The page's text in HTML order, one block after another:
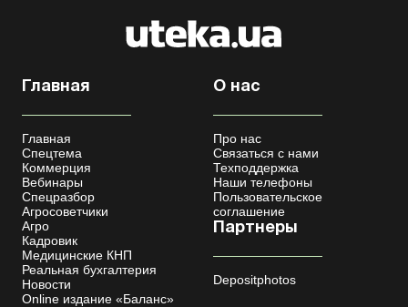
Главная
Главная
Спецтема
Коммерция
Вебинары
Спецразбор
Агросоветчики
Агро
Кадровик
Медицинские КНП
Реальная бухгалтерия
Новости
Online издание «Баланс»
О нас
Про нас
Связаться с нами
Техподдержка
Наши телефоны
Пользовательское
соглашение
Партнеры
Depositphotos